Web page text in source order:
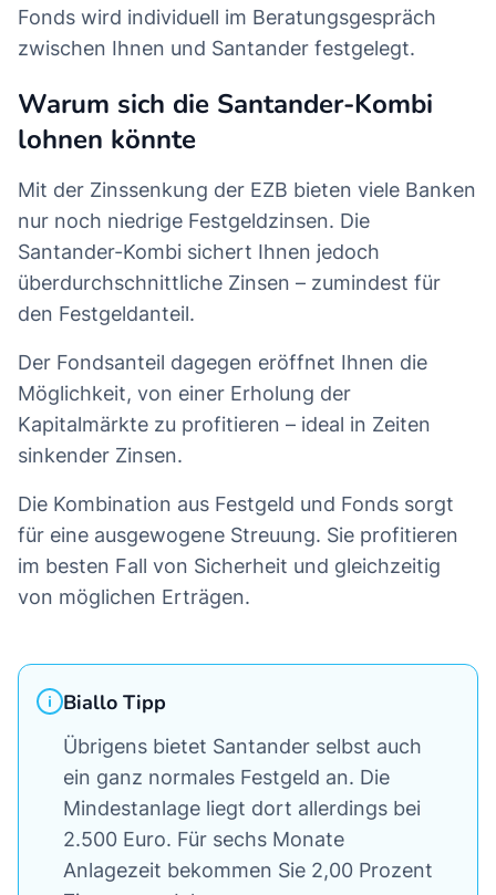
Fonds wird individuell im Beratungsgespräch
zwischen Ihnen und Santander festgelegt.
Warum sich die Santander-Kombi
lohnen könnte
Mit der Zinssenkung der EZB bieten viele Banken
nur noch niedrige Festgeldzinsen. Die
Santander-Kombi sichert Ihnen jedoch
überdurchschnittliche Zinsen – zumindest für
den Festgeldanteil.
Der Fondsanteil dagegen eröffnet Ihnen die
Möglichkeit, von einer Erholung der
Kapitalmärkte zu profitieren – ideal in Zeiten
sinkender Zinsen.
Die Kombination aus Festgeld und Fonds sorgt
für eine ausgewogene Streuung. Sie profitieren
im besten Fall von Sicherheit und gleichzeitig
von möglichen Erträgen.
Biallo Tipp
Übrigens bietet Santander selbst auch
ein ganz normales Festgeld an. Die
Mindestanlage liegt dort allerdings bei
2.500 Euro. Für sechs Monate
Anlagezeit bekommen Sie 2,00 Prozent